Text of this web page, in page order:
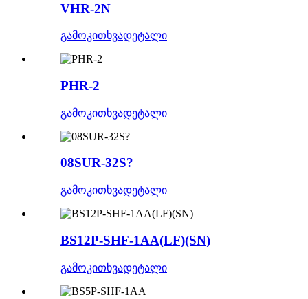
VHR-2N
გამოკითხვადეტალი
PHR-2
გამოკითხვადეტალი
08SUR-32S?
გამოკითხვადეტალი
BS12P-SHF-1AA(LF)(SN)
გამოკითხვადეტალი